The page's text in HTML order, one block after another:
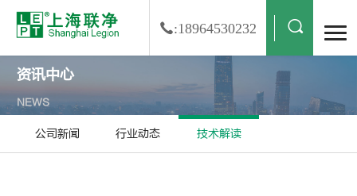
:18964530232
资讯中心
NEWS
公司新闻 行业动态 技术解读